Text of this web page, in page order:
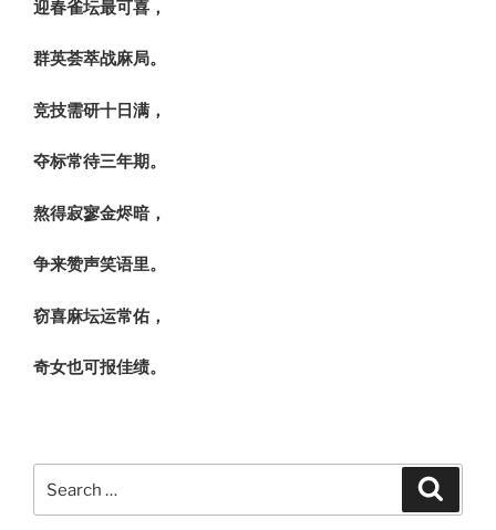
迎春雀坛最可喜，
群英荟萃战麻局。
竞技需研十日满，
夺标常待三年期。
熬得寂寥金烬暗，
争来赞声笑语里。
窃喜麻坛运常佑，
奇女也可报佳绩。
for: